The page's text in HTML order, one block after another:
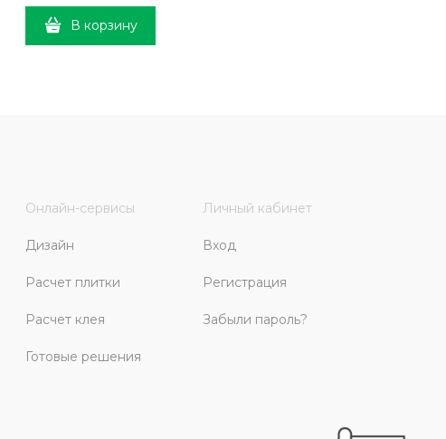
В корзину
Онлайн-сервисы
Дизайн
Расчет плитки
Расчет клея
Готовые решения
Личный кабинет
Вход
Регистрация
Забыли пароль?